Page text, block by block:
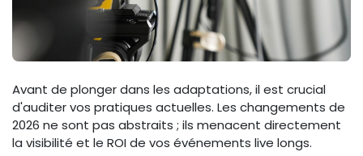
Avant de plonger dans les adaptations, il est crucial
d'auditer vos pratiques actuelles. Les changements de
2026 ne sont pas abstraits ; ils menacent directement
la visibilité et le ROI de vos événements live longs.